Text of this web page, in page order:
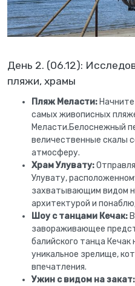
День 2. (06.12):
пляжи, храмы
Пляж Меласти:
самых живописных
Меласти.Белоснежный
величественные скалы
атмосферу.
Храм Улувату:
Улувату,
захватывающим видом
архитектурой и
Шоу с танцами Кечак:
завораживающее
балийского танца
уникальное зрелище,
впечатления.
Ужин с видом на закат: